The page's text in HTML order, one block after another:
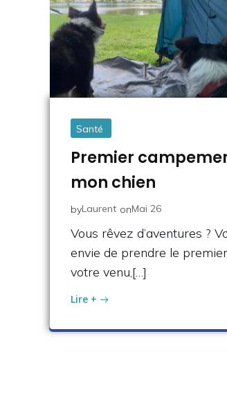
Santé
Premier
mon chien
byLaurent onMai 26
Vous rêvez d’aventures ?
envie de prendre le
votre venu,[…]
Lire +